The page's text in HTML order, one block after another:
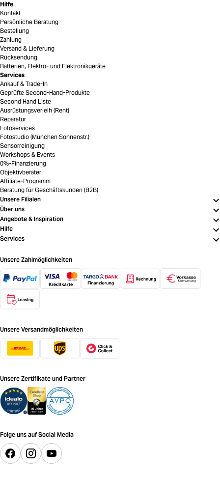
Hilfe
Kontakt
Persönliche Beratung
Bestellung
Zahlung
Versand & Lieferung
Rücksendung
Batterien, Elektro- und Elektronikgeräte
Services
Ankauf & Trade-In
Geprüfte Second-Hand-Produkte
Second Hand Liste
Ausrüstungsverleih (Rent)
Reparatur
Fotoservices
Fotostudio (München Sonnenstr.)
Sensorreinigung
Workshops & Events
0%-Finanzierung
Objektivberater
Affiliate-Programm
Beratung für Geschäftskunden (B2B)
Unsere Filialen
Über uns
Angebote & Inspiration
Hilfe
Services
Unsere Zahlmöglichkeiten
Unsere Versandmöglichkeiten
Unsere Zertifikate und Partner
Folge uns auf Social Media